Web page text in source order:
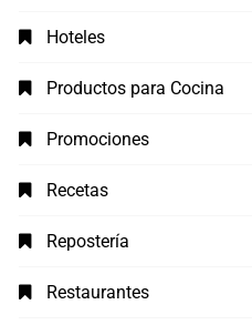
Hoteles
Productos para Cocina
Promociones
Recetas
Repostería
Restaurantes